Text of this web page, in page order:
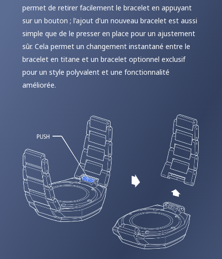
permet de retirer facilement le bracelet en appuyant
sur un bouton ; l'ajout d'un nouveau bracelet est aussi
simple que de le presser en place pour un ajustement
sûr. Cela permet un changement instantané entre le
bracelet en titane et un bracelet optionnel exclusif
pour un style polyvalent et une fonctionnalité
améliorée.